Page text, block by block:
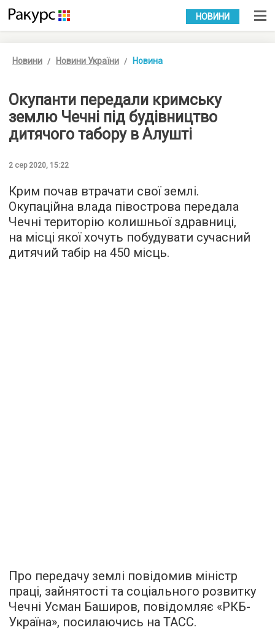
УКР РУС
НОВИНИ
Новини Новини України Новина
Окупанти передали кримську
землю Чечні під будівництво
дитячого табору в Алушті
2 сер 2020, 15:22
Крим почав втрачати свої землі.
Окупаційна влада півострова передала
Чечні територію колишньої здравниці,
на місці якої хочуть побудувати сучасний
дитячий табір на 450 місць.
Про передачу землі повідомив міністр
праці, зайнятості та соціального розвитку
Чечні Усман Баширов, повідомляє «РКБ-
Україна», посилаючись на ТАСС.